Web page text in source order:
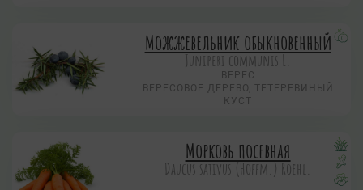
Можжевельник обыкновенный
Juniperi communis L.
ВЕРЕС
ВЕРЕСОВОЕ ДЕРЕВО, ТЕТЕРЕВИНЫЙ
КУСТ
Морковь посевная
Daucus sativus (Hoffm.) Roehl.